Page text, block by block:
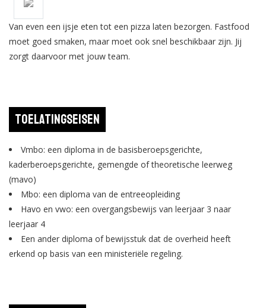
Van even een ijsje eten tot een pizza laten bezorgen. Fastfood
moet goed smaken, maar moet ook snel beschikbaar zijn. Jij
zorgt daarvoor met jouw team.
Toelatingseisen
Vmbo: een diploma in de basisberoepsgerichte,
kaderberoepsgerichte, gemengde of theoretische leerweg
(mavo)
Mbo: een diploma van de entreeopleiding
Havo en vwo: een overgangsbewijs van leerjaar 3 naar
leerjaar 4
Een ander diploma of bewijsstuk dat de overheid heeft
erkend op basis van een ministeriële regeling.